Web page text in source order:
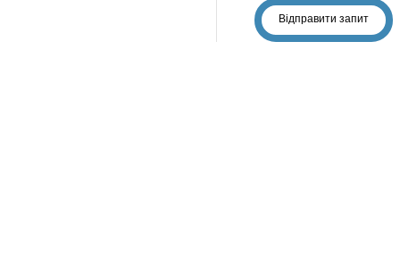
Відправити запит